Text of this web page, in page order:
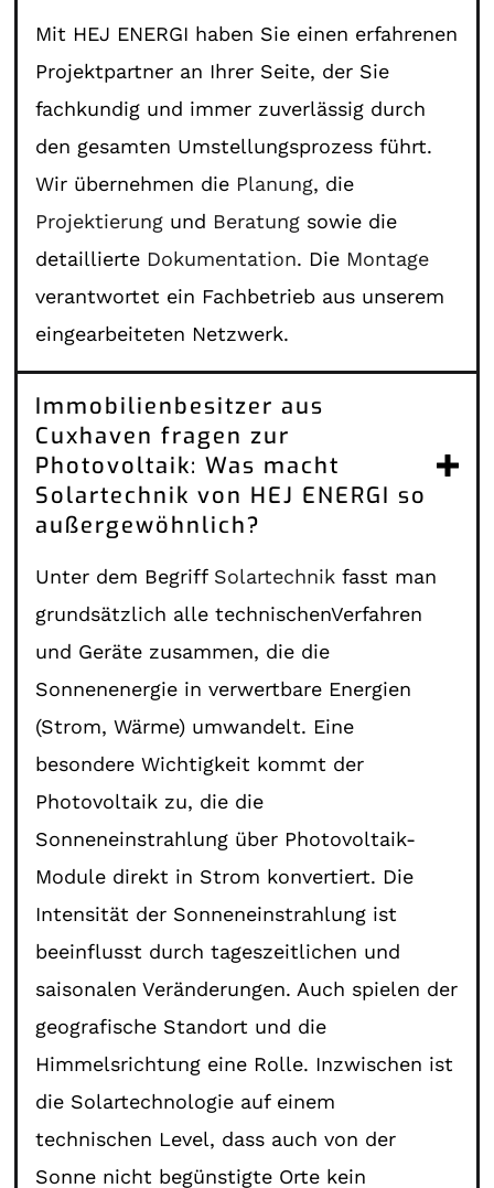
Mit HEJ ENERGI haben Sie einen erfahrenen
Projektpartner an Ihrer Seite, der Sie
fachkundig und immer zuverlässig durch
den gesamten Umstellungsprozess führt.
Wir übernehmen die Planung, die
Projektierung und Beratung sowie die
detaillierte Dokumentation. Die Montage
verantwortet ein Fachbetrieb aus unserem
eingearbeiteten Netzwerk.
Immobilienbesitzer aus
Cuxhaven fragen zur
Photovoltaik: Was macht
Solartechnik von HEJ ENERGI so
außergewöhnlich?
Unter dem Begriff Solartechnik fasst man
grundsätzlich alle technischenVerfahren
und Geräte zusammen, die die
Sonnenenergie in verwertbare Energien
(Strom, Wärme) umwandelt. Eine
besondere Wichtigkeit kommt der
Photovoltaik zu, die die
Sonneneinstrahlung über Photovoltaik-
Module direkt in Strom konvertiert. Die
Intensität der Sonneneinstrahlung ist
beeinflusst durch tageszeitlichen und
saisonalen Veränderungen. Auch spielen der
geografische Standort und die
Himmelsrichtung eine Rolle. Inzwischen ist
die Solartechnologie auf einem
technischen Level, dass auch von der
Sonne nicht begünstigte Orte kein